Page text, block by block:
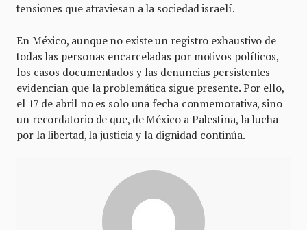
tensiones que atraviesan a la sociedad israelí.
En México, aunque no existe un registro exhaustivo de
todas las personas encarceladas por motivos políticos,
los casos documentados y las denuncias persistentes
evidencian que la problemática sigue presente. Por ello,
el 17 de abril no es solo una fecha conmemorativa, sino
un recordatorio de que, de México a Palestina, la lucha
por la libertad, la justicia y la dignidad continúa.